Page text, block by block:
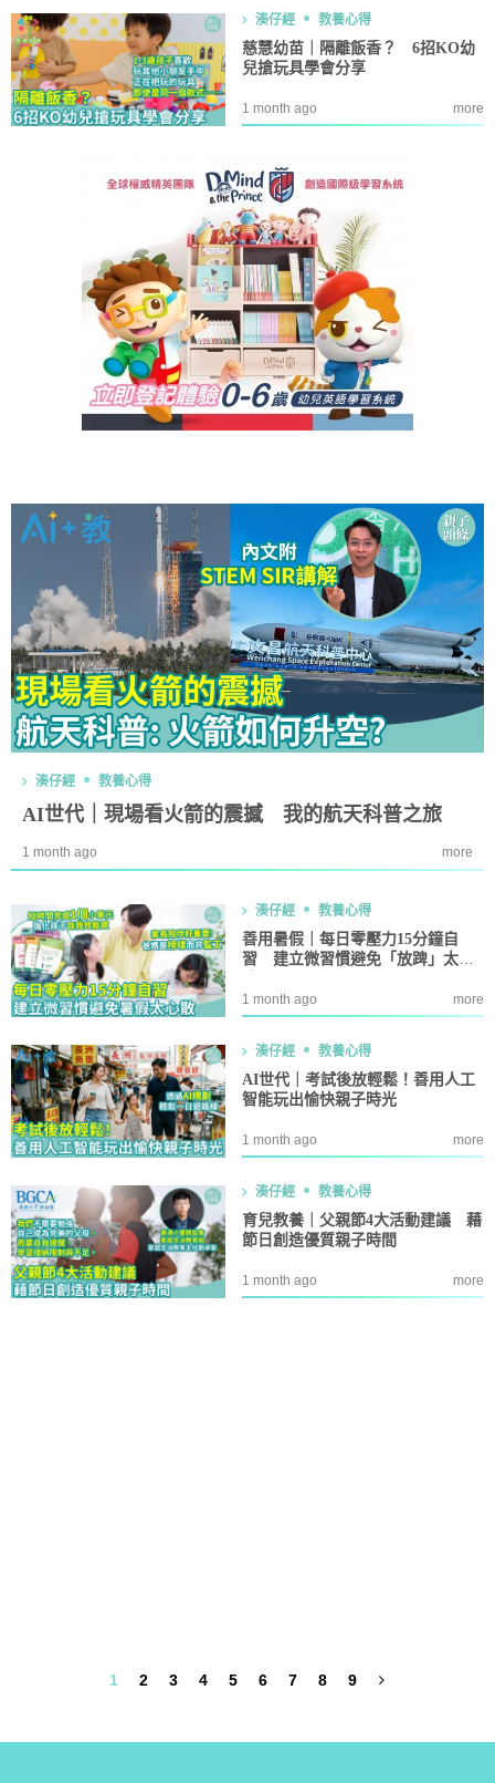
湊仔經 教養心得
慈慧幼苗｜隔離飯香？ 6招KO幼
兒搶玩具學會分享
1 month ago more
湊仔經 教養心得
AI世代｜現場看火箭的震撼 我的航天科普之旅
1 month ago more
湊仔經 教養心得
善用暑假｜每日零壓力15分鐘自
習 建立微習慣避免「放䠋」太心
1 month ago more
湊仔經 教養心得
AI世代｜考試後放輕鬆！善用人工
智能玩出愉快親子時光
1 month ago more
湊仔經 教養心得
育兒教養｜父親節4大活動建議 藉
節日創造優質親子時間
1 month ago more
1 2 3 4 5 6 7 8 9